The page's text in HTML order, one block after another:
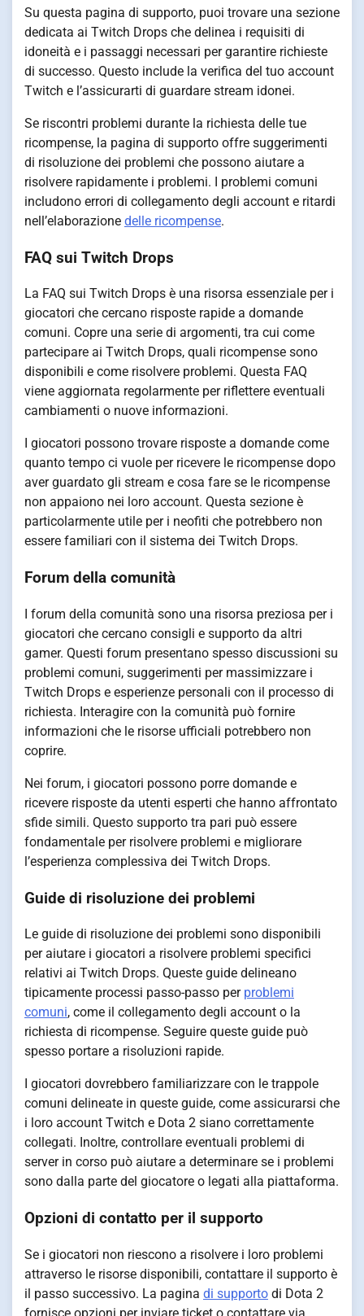
Su questa pagina di supporto, puoi trovare una sezione
dedicata ai Twitch Drops che delinea i requisiti di
idoneità e i passaggi necessari per garantire richieste
di successo. Questo include la verifica del tuo account
Twitch e l’assicurarti di guardare stream idonei.
Se riscontri problemi durante la richiesta delle tue
ricompense, la pagina di supporto offre suggerimenti
di risoluzione dei problemi che possono aiutare a
risolvere rapidamente i problemi. I problemi comuni
includono errori di collegamento degli account e ritardi
nell’elaborazione delle ricompense.
FAQ sui Twitch Drops
La FAQ sui Twitch Drops è una risorsa essenziale per i
giocatori che cercano risposte rapide a domande
comuni. Copre una serie di argomenti, tra cui come
partecipare ai Twitch Drops, quali ricompense sono
disponibili e come risolvere problemi. Questa FAQ
viene aggiornata regolarmente per riflettere eventuali
cambiamenti o nuove informazioni.
I giocatori possono trovare risposte a domande come
quanto tempo ci vuole per ricevere le ricompense dopo
aver guardato gli stream e cosa fare se le ricompense
non appaiono nei loro account. Questa sezione è
particolarmente utile per i neofiti che potrebbero non
essere familiari con il sistema dei Twitch Drops.
Forum della comunità
I forum della comunità sono una risorsa preziosa per i
giocatori che cercano consigli e supporto da altri
gamer. Questi forum presentano spesso discussioni su
problemi comuni, suggerimenti per massimizzare i
Twitch Drops e esperienze personali con il processo di
richiesta. Interagire con la comunità può fornire
informazioni che le risorse ufficiali potrebbero non
coprire.
Nei forum, i giocatori possono porre domande e
ricevere risposte da utenti esperti che hanno affrontato
sfide simili. Questo supporto tra pari può essere
fondamentale per risolvere problemi e migliorare
l’esperienza complessiva dei Twitch Drops.
Guide di risoluzione dei problemi
Le guide di risoluzione dei problemi sono disponibili
per aiutare i giocatori a risolvere problemi specifici
relativi ai Twitch Drops. Queste guide delineano
tipicamente processi passo-passo per problemi
comuni, come il collegamento degli account o la
richiesta di ricompense. Seguire queste guide può
spesso portare a risoluzioni rapide.
I giocatori dovrebbero familiarizzare con le trappole
comuni delineate in queste guide, come assicurarsi che
i loro account Twitch e Dota 2 siano correttamente
collegati. Inoltre, controllare eventuali problemi di
server in corso può aiutare a determinare se i problemi
sono dalla parte del giocatore o legati alla piattaforma.
Opzioni di contatto per il supporto
Se i giocatori non riescono a risolvere i loro problemi
attraverso le risorse disponibili, contattare il supporto è
il passo successivo. La pagina di supporto di Dota 2
fornisce opzioni per inviare ticket o contattare via